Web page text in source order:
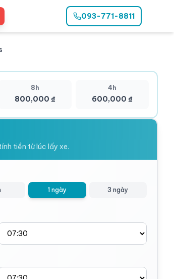
093-771-8811
1/3
8h
800,000 ₫
4h
600,000 ₫
tiền từ lúc lấy xe.
1 ngày 3 ngày